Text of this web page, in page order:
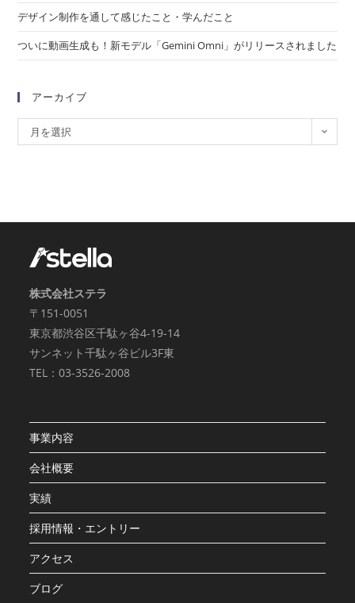
デザイン制作を通して感じたこと・学んだこと
ついに動画生成も！新モデル「Gemini Omni」がリリースされました
アーカイブ
月を選択
株式会社ステラ
〒151-0051
東京都渋谷区千駄ヶ谷4-19-14
サンネット千駄ヶ谷ビル3F東
TEL：03-3526-2008
事業内容
会社概要
実績
採用情報・エントリー
アクセス
ブログ